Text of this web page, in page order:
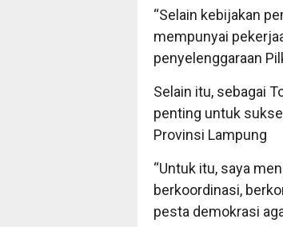
“Selain kebijakan
mempunyai
penyelenggaraan
Selain itu, sebagai
penting untuk
Provinsi Lampung
“Untuk itu, saya
berkoordinasi,
pesta demokrasi